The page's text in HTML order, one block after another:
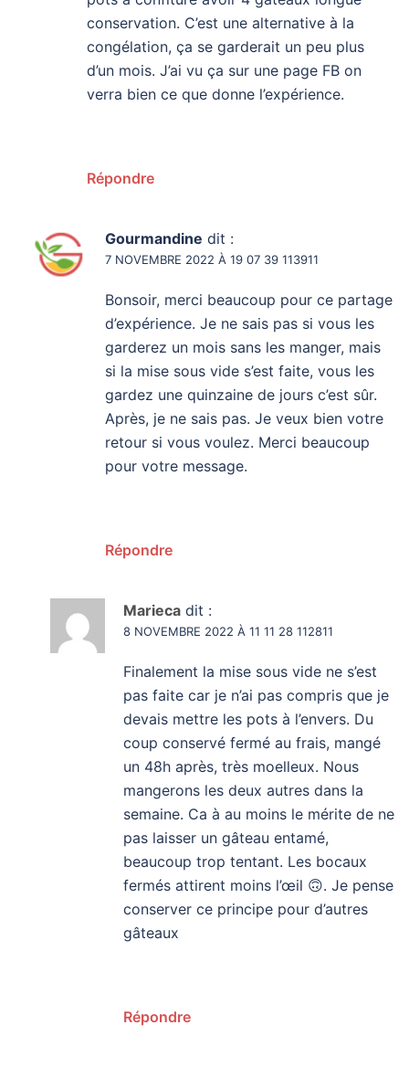
conservation. C’est une alternative à la
congélation, ça se garderait un peu plus
d’un mois. J’ai vu ça sur une page FB on
verra bien ce que donne l’expérience.
Répondre
Gourmandine dit :
7 NOVEMBRE 2022 À 19 07 39 113911
Bonsoir, merci beaucoup pour ce partage
d’expérience. Je ne sais pas si vous les
garderez un mois sans les manger, mais
si la mise sous vide s’est faite, vous les
gardez une quinzaine de jours c’est sûr.
Après, je ne sais pas. Je veux bien votre
retour si vous voulez. Merci beaucoup
pour votre message.
Répondre
Marieca dit :
8 NOVEMBRE 2022 À 11 11 28 112811
Finalement la mise sous vide ne s’est
pas faite car je n’ai pas compris que je
devais mettre les pots à l’envers. Du
coup conservé fermé au frais, mangé
un 48h après, très moelleux. Nous
mangerons les deux autres dans la
semaine. Ca à au moins le mérite de ne
pas laisser un gâteau entamé,
beaucoup trop tentant. Les bocaux
fermés attirent moins l’œil 🙃. Je pense
conserver ce principe pour d’autres
gâteaux
Répondre